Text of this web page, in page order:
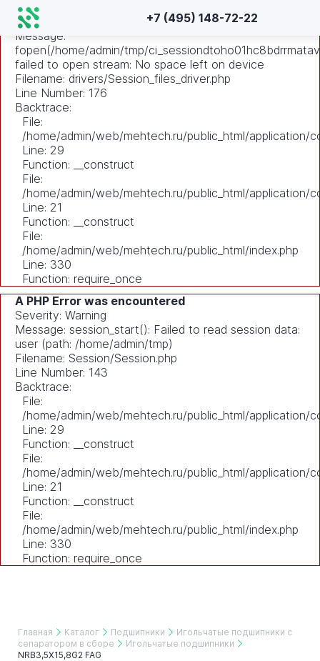
A PHP Error was encountered
Severity: Warning
Message:
fopen(/home/admin/tmp/
failed to open stream: No space left on device
Filename: drivers/Session_files_driver.php
Line Number: 176
Backtrace:
File:
/home/admin/web/mehtech.ru/public_html/application/
Line: 29
Function: __construct
File:
/home/admin/web/mehtech.ru/public_html/application/
Line: 21
Function: __construct
File:
/home/admin/web/mehtech.ru/public_html/index.php
Line: 330
Function: require_once
A PHP Error was encountered
Severity: Warning
Message: session_start(): Failed to read session data:
user (path: /home/admin/tmp)
Filename: Session/Session.php
Line Number: 143
Backtrace:
File:
/home/admin/web/mehtech.ru/public_html/application/
Line: 29
Function: __construct
File:
/home/admin/web/mehtech.ru/public_html/application/
Line: 21
Function: __construct
File:
/home/admin/web/mehtech.ru/public_html/index.php
Line: 330
Function: require_once
+7 (495) 148-72-22
Главная Каталог Подшипники
Игольчатые подшипники с
сепаратором в сборе
Игольчатые подшипники
NRB3,5X15,8G2 FAG